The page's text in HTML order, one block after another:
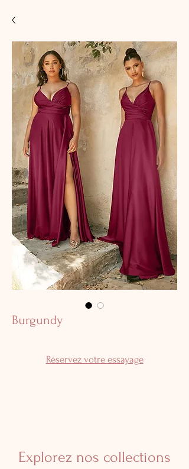
Burgundy
Réservez votre essayage
Explorez nos collections